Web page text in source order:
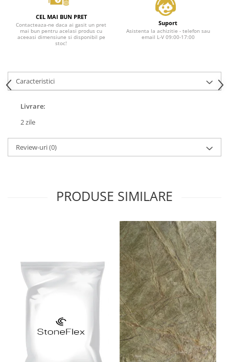
CEL MAI BUN PRET
Contacteaza-ne daca ai gasit un pret
mai bun pentru acelasi produs cu
aceeasi dimensiune si disponibil pe
stoc!
Suport
Asistenta la achizitie - telefon sau
email L-V 09:00-17:00
Caracteristici
Livrare:
2 zile
Review-uri(0)
PRODUSE SIMILARE